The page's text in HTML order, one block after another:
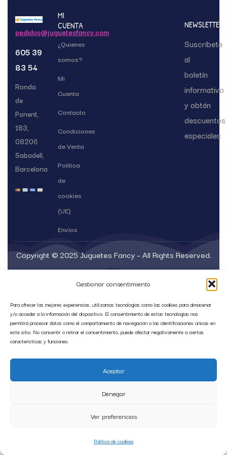
Gestionar consentimiento
Para ofrecer las mejores experiencias, utilizamos tecnologías como las cookies para almacenar
y/o acceder a la información del dispositivo. El consentimiento de estas tecnologías nos
permitirá procesar datos como el comportamiento de navegación o las identificaciones únicas en
este sitio. No consentir o retirar el consentimiento, puede afectar negativamente a ciertas
características y funciones.
Aceptar
Denegar
Ver preferencias
Política de cookies
pedidos@juguetesfancy.com
605 39
83 54
Ronda
de
Ponent,
183,
08206
Sabadell,
Barcelona
MI
CUENTA
¿Quienes
somos?
Mi
Cuenta
Contacto
Condiciones
de Venta
Política
de
cookies
(UE)
Envios
NEWSLETTER
Suscríbete
al
boletín
informativo
y obtén
descuentos
especiales
Copyright © 2025 Juguetes Fancy – All Rights Reserved.
SIS